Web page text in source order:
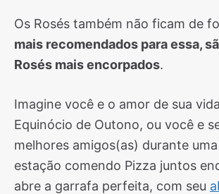
Os Rosés também não ficam de
mais recomendados para essa,
Rosés mais encorpados.
Imagine você e o amor de sua
Equinócio de Outono, ou você e
melhores amigos(as) durante
estação comendo Pizza juntos
abre a garrafa perfeita, com seu